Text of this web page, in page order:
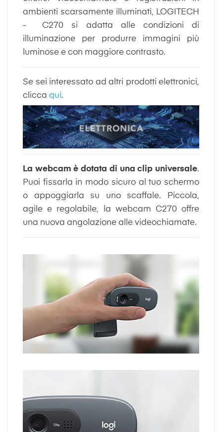
ambienti scarsamente illuminati, LOGITECH
- C270 si adatta alle condizioni di
illuminazione per produrre immagini più
luminose e con maggiore contrasto.
Se sei interessato ad altri prodotti elettronici,
clicca qui.
La webcam è dotata di una clip universale.
Puoi fissarla in modo sicuro al tuo schermo
o appoggiarla su uno scaffale. Piccola,
agile e regolabile, la webcam C270 offre
una nuova angolazione alle videochiamate.